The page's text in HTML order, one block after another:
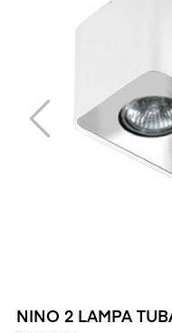
NINO 2 LAMPA